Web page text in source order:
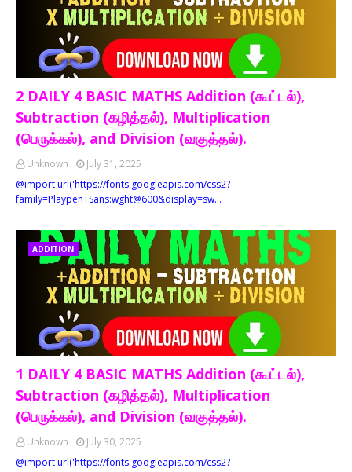
2 DAILY 4 BASIC MATHS Addition (கூட்டல்),
Subtraction (கழித்தல்), Multiplication
(பெருக்கல்), and Division (வகுத்தல்).
Unknown
July 31, 2025
@import url('https://fonts.googleapis.com/css2?
family=Playpen+Sans:wght@600&display=sw…
ADDITION
1 DAILY 4 BASIC MATHS Addition (கூட்டல்),
Subtraction (கழித்தல்), Multiplication
(பெருக்கல்), and Division (வகுத்தல்).
Unknown
July 30, 2025
@import url('https://fonts.googleapis.com/css2?